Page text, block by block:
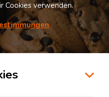
Cookies verwenden.